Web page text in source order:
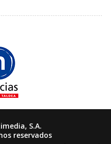
S.A.
reservados